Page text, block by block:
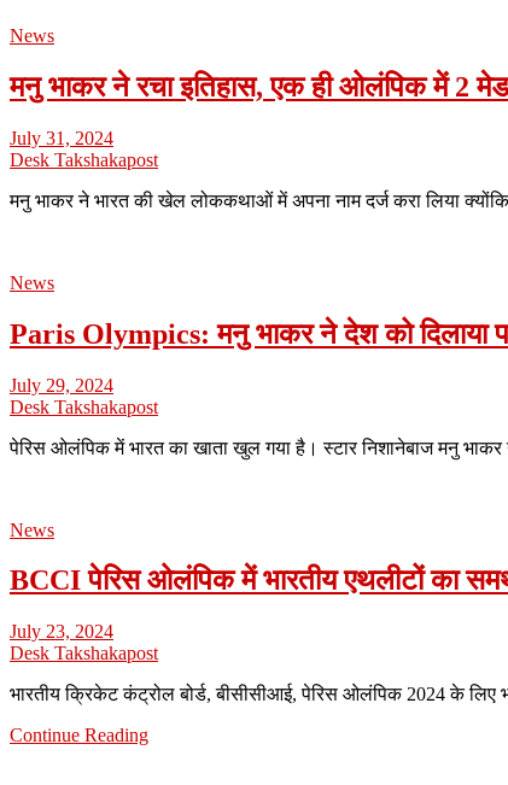
News
मनु भाकर ने रचा इतिहास, एक ही ओलंपिक में 2
July 31, 2024
Desk Takshakapost
मनु भाकर ने भारत की खेल लोककथाओं में अपना नाम दर्ज करा लिया
News
Paris Olympics: मनु भाकर ने देश को दिलाया
July 29, 2024
Desk Takshakapost
पेरिस ओलंप‍िक में भारत का खाता खुल गया है। स्टार निशानेबाज मनु
News
BCCI पेरिस ओलंपिक में भारतीय एथलीटों का
July 23, 2024
Desk Takshakapost
भारतीय क्रिकेट कंट्रोल बोर्ड, बीसीसीआई, पेरिस ओलंपिक 2024 के
Continue Reading